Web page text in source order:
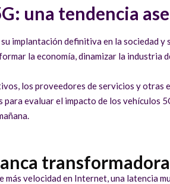
una tendencia
implantación definitiva en la sociedad
la economía, dinamizar la
los proveedores de servicios y otras
evaluar el impacto de los
velocidad en Internet, una latencia